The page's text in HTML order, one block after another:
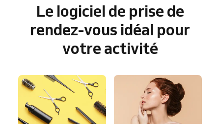
Le logiciel de prise de
rendez-vous idéal pour
votre activité